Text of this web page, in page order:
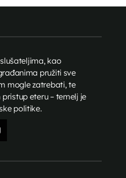
kao
pružiti sve
mogle zatrebati, te
eteru – temelj je
politike.